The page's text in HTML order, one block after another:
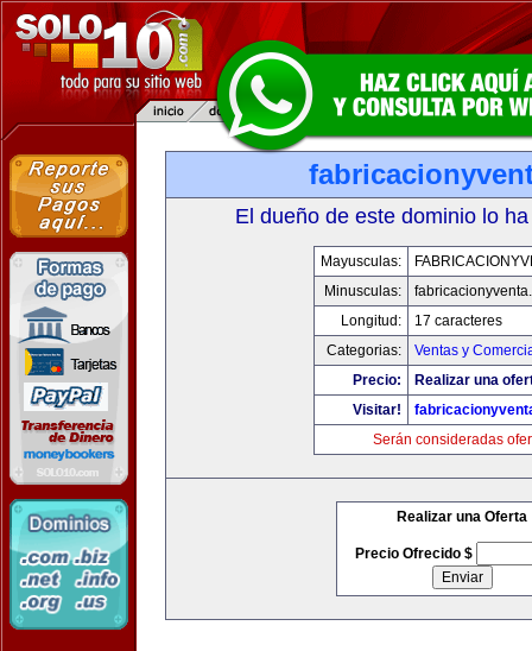
El dueño de este dominio lo
Mayusculas:
Minusculas:
Longitud:
17 caracteres
Categorias:
Ventas y
Precio:
Realizar una
Visitar!
Serán consideradas
Realizar una Oferta
Precio Ofrecido $